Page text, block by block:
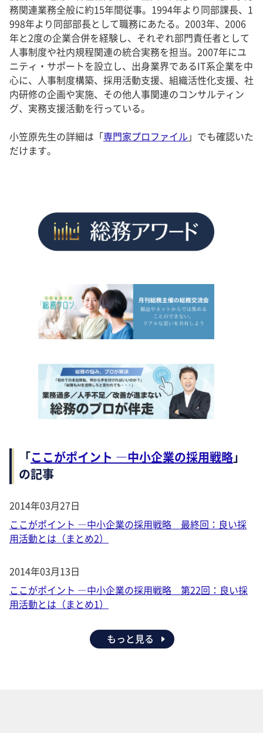
務関連業務全般に約15年間従事。1994年より同部課長、1
998年より同部部長として職務にあたる。2003年、2006
年と2度の企業合併を経験し、それぞれ部門責任者として
人事制度や社内規程関連の統合実務を担当。2007年にユ
ニティ・サポートを設立し、出身業界であるIT系企業を中
心に、人事制度構築、採用活動支援、組織活性化支援、社
内研修の企画や実施、その他人事関連のコンサルティン
グ、実務支援活動を行っている。
小笠原先生の詳細は「専門家プロファイル 」でも確認いた
だけます。
「ここがポイント ―中小企業の採用戦略」
の記事
2014年03月27日
ここがポイント ―中小企業の採用戦略 最終回：良い採
用活動とは（まとめ2）
2014年03月13日
ここがポイント ―中小企業の採用戦略 第22回：良い採
用活動とは（まとめ1）
もっと見る